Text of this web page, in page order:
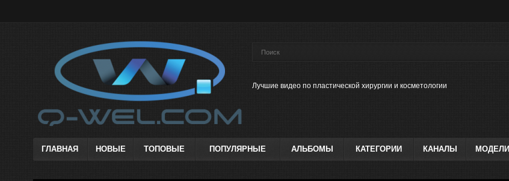
Лучшие видео по пластической хирургии и косметологии
ГЛАВНАЯ НОВЫЕ ТОПОВЫЕ ПОПУЛЯРНЫЕ АЛЬБОМЫ КАТЕГОРИИ КАНАЛЫ МОДЕЛИ